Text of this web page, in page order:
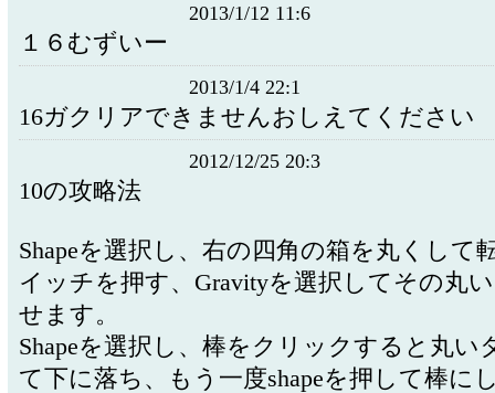
2013/1/12 11:6
１６むずいー
2013/1/4 22:1
16ガクリアできませんおしえてください
2012/12/25 20:3
10の攻略法
Shapeを選択し、右の四角の箱を丸くして
イッチを押す、Gravityを選択してその丸
せます。
Shapeを選択し、棒をクリックすると丸い
て下に落ち、もう一度shapeを押して棒に